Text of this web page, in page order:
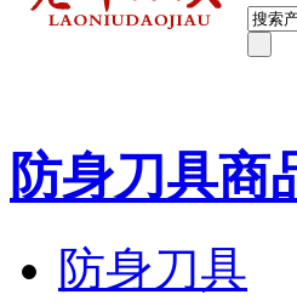
防身刀具商
防身刀具